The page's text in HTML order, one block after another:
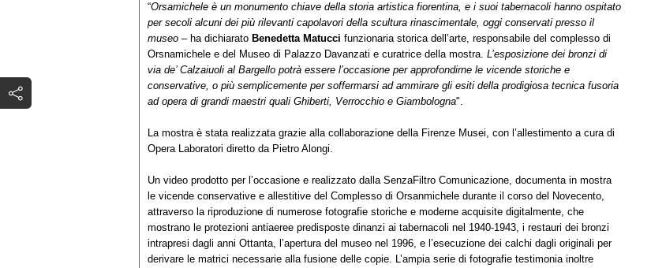
“Orsamichele è un monumento chiave della storia artistica fiorentina, e i suoi tabernacoli hanno ospitato
per secoli alcuni dei più rilevanti capolavori della scultura rinascimentale, oggi conservati presso il
museo – ha dichiarato Benedetta Matucci funzionaria storica dell’arte, responsabile del complesso di
Orsnamichele e del Museo di Palazzo Davanzati e curatrice della mostra. L’esposizione dei bronzi di
via de’ Calzaiuoli al Bargello potrà essere l’occasione per approfondirne le vicende storiche e
conservative, o più semplicemente per soffermarsi ad ammirare gli esiti della prodigiosa tecnica fusoria
ad opera di grandi maestri quali Ghiberti, Verrocchio e Giambologna".
La mostra è stata realizzata grazie alla collaborazione della Firenze Musei, con l’allestimento a cura di
Opera Laboratori diretto da Pietro Alongi.
Un video prodotto per l’occasione e realizzato dalla SenzaFiltro Comunicazione, documenta in mostra
le vicende conservative e allestitive del Complesso di Orsanmichele durante il corso del Novecento,
attraverso la riproduzione di numerose fotografie storiche e moderne acquisite digitalmente, che
mostrano le protezioni antiaeree predisposte dinanzi ai tabernacoli nel 1940-1943, i restauri dei bronzi
intrapresi dagli anni Ottanta, l’apertura del museo nel 1996, e l’esecuzione dei calchi dagli originali per
derivare le matrici necessarie alla fusione delle copie. L’ampia serie di fotografie testimonia inoltre